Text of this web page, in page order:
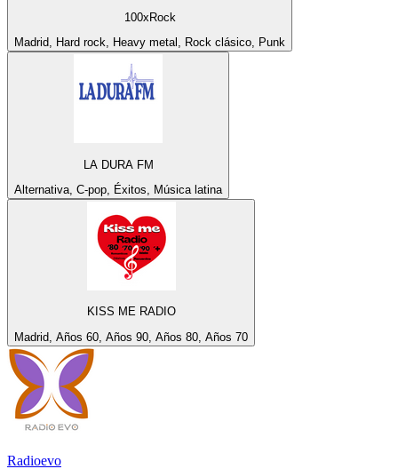
100xRock
Madrid, Hard rock, Heavy metal, Rock clásico, Punk
LA DURA FM
Alternativa, C-pop, Éxitos, Música latina
KISS ME RADIO
Madrid, Años 60, Años 90, Años 80, Años 70
Radioevo